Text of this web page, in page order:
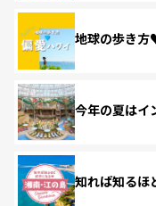
地球の歩き
今年の夏はイ
知れば知るほ